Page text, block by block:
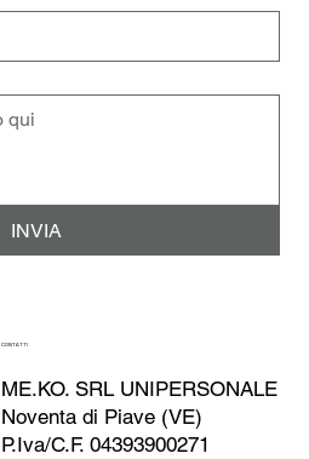
INVIA
CONTATTI
ME.KO. SRL UNIPERSONALE
Noventa di Piave (VE)
P.Iva/C.F. 04393900271